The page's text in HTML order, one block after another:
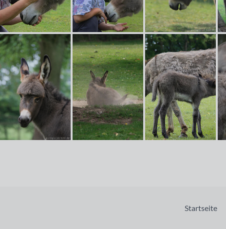
Startseite